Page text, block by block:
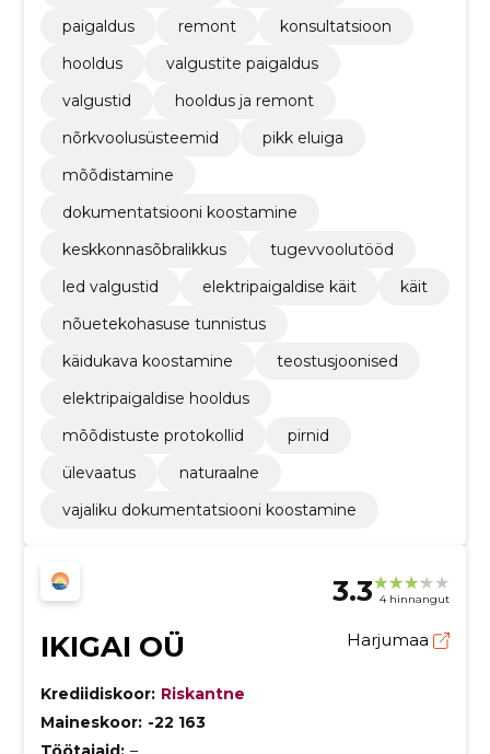
paigaldus
remont
konsultatsioon
hooldus
valgustite paigaldus
valgustid
hooldus ja remont
nõrkvoolusüsteemid
pikk eluiga
mõõdistamine
dokumentatsiooni koostamine
keskkonnasõbralikkus
tugevvoolutööd
led valgustid
elektripaigaldise käit
käit
nõuetekohasuse tunnistus
käidukava koostamine
teostusjoonised
elektripaigaldise hooldus
mõõdistuste protokollid
pirnid
ülevaatus
naturaalne
vajaliku dokumentatsiooni koostamine
3.3 4 hinnangut
IKIGAI OÜ Harjumaa
Krediidiskoor: Riskantne
Maineskoor: -22 163